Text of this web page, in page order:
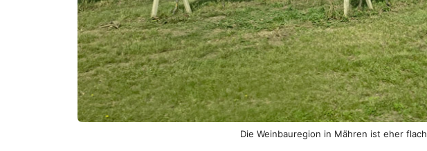
Die Weinbauregion in Mähren ist eher flach